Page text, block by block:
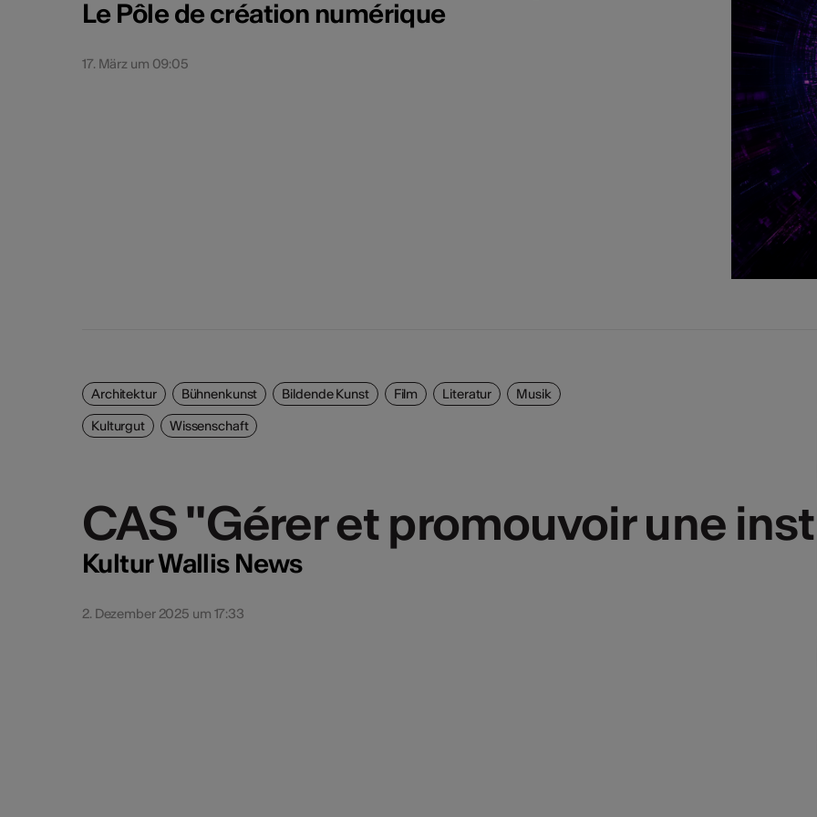
Le Pôle de création numérique
17. März um 09:05
CAS "Gérer et promouvoir une
Architektur Bühnenkunst Bildende Kunst Film Literatur
Musik
Kulturgut
Wissenschaft
CAS "Gérer et promouvoir une
Kultur Wallis News
2. Dezember 2025 um 17:33